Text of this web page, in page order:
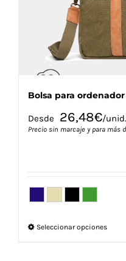
en
de
Bolsa para
Desde 26,48€/unid.
Precio sin marcaje y para más
Seleccionar opcionesEste